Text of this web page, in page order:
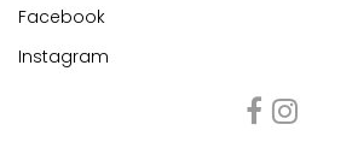
Facebook
Instagram